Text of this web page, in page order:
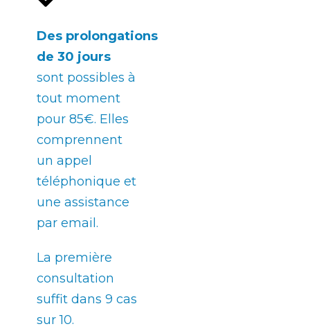
Des prolongations
de 30 jours
sont possibles à
tout moment
pour 85€. Elles
comprennent
un appel
téléphonique et
une assistance
par email.
La première
consultation
suffit dans 9 cas
sur 10.